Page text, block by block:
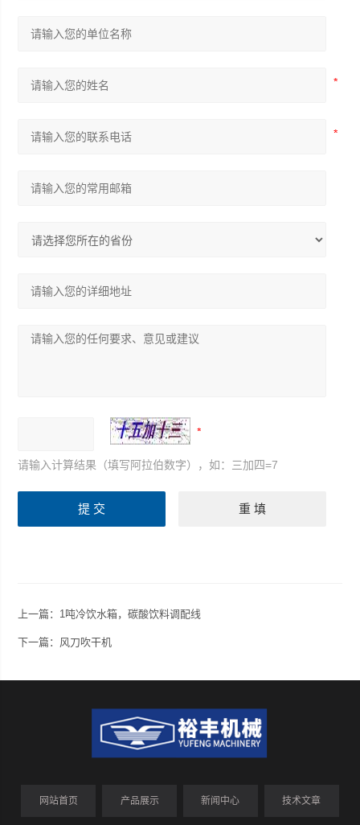
请输入计算结果（填写阿拉伯数字），如：三加四=7
上一篇： 1吨冷饮水箱，碳酸饮料调配线
下一篇： 风刀吹干机
网站首页 产品展示 新闻中心 技术文章